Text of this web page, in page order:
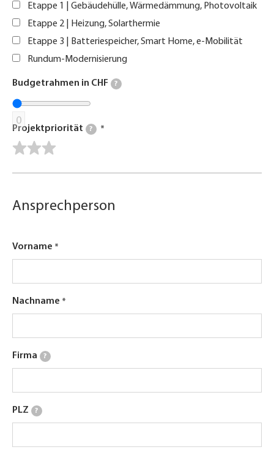
Etappe 1 | Gebäudehülle, Wärmedämmung, Photovoltaik
Etappe 2 | Heizung, Solarthermie
Etappe 3 | Batteriespeicher, Smart Home, e-Mobilität
Rundum-Modernisierung
Budgetrahmen in CHF ?
0
Projektpriorität ?
Ansprechperson
Vorname
Nachname
Firma ?
PLZ ?